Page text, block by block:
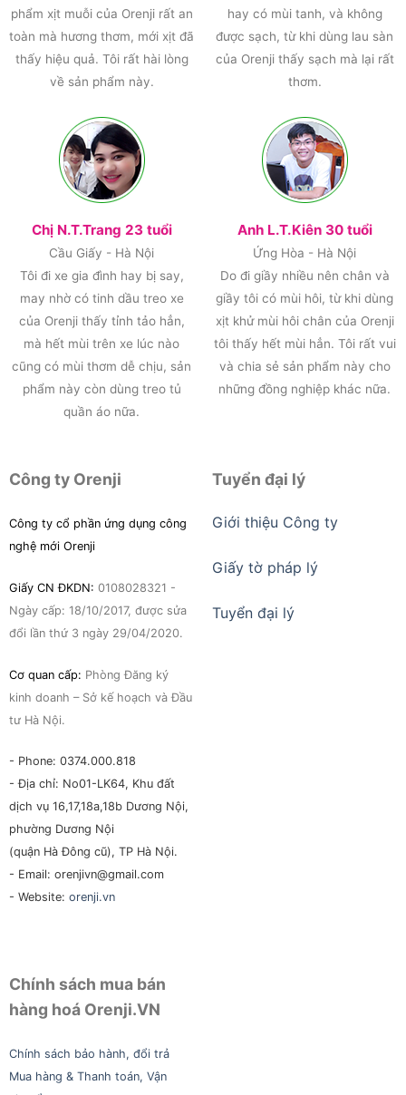
phẩm xịt muỗi của Orenji rất an
toàn mà hương thơm, mới xịt đã
thấy hiệu quả. Tôi rất hài lòng
về sản phẩm này.
hay có mùi tanh, và không
được sạch, từ khi dùng lau sàn
của Orenji thấy sạch mà lại rất
thơm.
Chị N.T.Trang 23 tuổi
Cầu Giấy - Hà Nội
Tôi đi xe gia đình hay bị say,
may nhờ có tinh dầu treo xe
của Orenji thấy tỉnh tảo hẳn,
mà hết mùi trên xe lúc nào
cũng có mùi thơm dễ chịu, sản
phẩm này còn dùng treo tủ
quần áo nữa.
Anh L.T.Kiên 30 tuổi
Ứng Hòa - Hà Nội
Do đi giầy nhiều nên chân và
giầy tôi có mùi hôi, từ khi dùng
xịt khử mùi hôi chân của Orenji
tôi thấy hết mùi hẳn. Tôi rất vui
và chia sẻ sản phẩm này cho
những đồng nghiệp khác nữa.
Công ty Orenji
Công ty cổ phần ứng dụng công
nghệ mới Orenji
Giấy CN ĐKDN: 0108028321 -
Ngày cấp: 18/10/2017, được sửa
đổi lần thứ 3 ngày 29/04/2020.
Cơ quan cấp: Phòng Đăng ký
kinh doanh – Sở kế hoạch và Đầu
tư Hà Nội.
- Phone: 0374.000.818
- Địa chỉ: No01-LK64, Khu đất
dịch vụ 16,17,18a,18b Dương Nội,
phường Dương Nội
(quận Hà Đông cũ), TP Hà Nội.
- Email: orenjivn@gmail.com
- Website: orenji.vn
Tuyển đại lý
Giới thiệu Công ty
Giấy tờ pháp lý
Tuyển đại lý
Chính sách mua bán
hàng hoá Orenji.VN
Chính sách bảo hành, đổi trả
Mua hàng & Thanh toán, Vận